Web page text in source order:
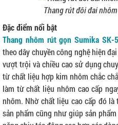
Thang rút đôi đai
Đặc điểm nổi bật
Thang nhôm rút gọn Sumika SK-
theo dây chuyền công nghệ hiện
vượt trội và chiều cao sử dụng
từ chất liệu hợp kim nhôm chắc
làm từ chất liệu nhôm cao cấp
nhôm. Nhờ chất liệu cao cấp đó
sản phẩm cũng như giúp sản